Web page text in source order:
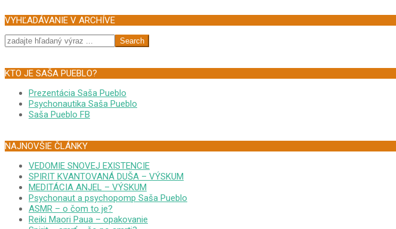
VYHĽADÁVANIE V ARCHÍVE
Search
KTO JE SAŠA PUEBLO?
Prezentácia Saša Pueblo
Psychonautika Saša Pueblo
Saša Pueblo FB
NAJNOVŠIE ČLÁNKY
VEDOMIE SNOVEJ EXISTENCIE
SPIRIT KVANTOVANÁ DUŠA – VÝSKUM
MEDITÁCIA ANJEL – VÝSKUM
Psychonaut a psychopomp Saša Pueblo
ASMR – o čom to je?
Reiki Maori Paua – opakovanie